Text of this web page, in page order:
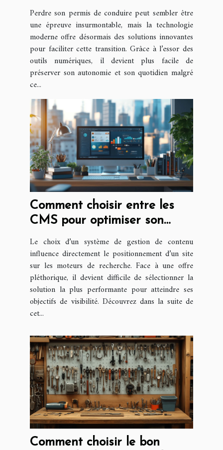
de permis ?
Perdre son permis de conduire peut sembler être
une épreuve insurmontable, mais la technologie
moderne offre désormais des solutions innovantes
pour faciliter cette transition. Grâce à l’essor des
outils numériques, il devient plus facile de
préserver son autonomie et son quotidien malgré
ce...
Comment choisir entre les
CMS pour optimiser son
référencement ?
Le choix d’un système de gestion de contenu
influence directement le positionnement d’un site
sur les moteurs de recherche. Face à une offre
pléthorique, il devient difficile de sélectionner la
solution la plus performante pour atteindre ses
objectifs de visibilité. Découvrez dans la suite de
cet...
Comment choisir le bon